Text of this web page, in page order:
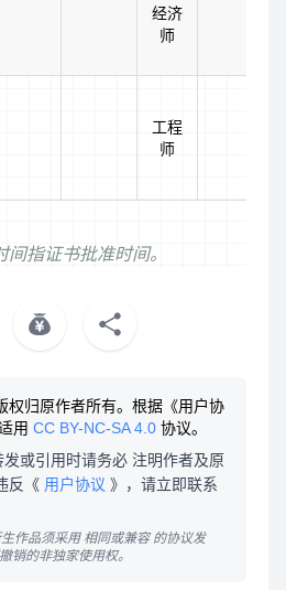
经济
师
工程
师
指证书批准时间。
权归原作者所有。根据《用户协
用 CC BY-NC-SA 4.0 协议。
或引用时请务必 注明作者及原
反《 用户协议 》，请立即联系
作品须采用 相同或兼容的协议发
销的非独家使用权。